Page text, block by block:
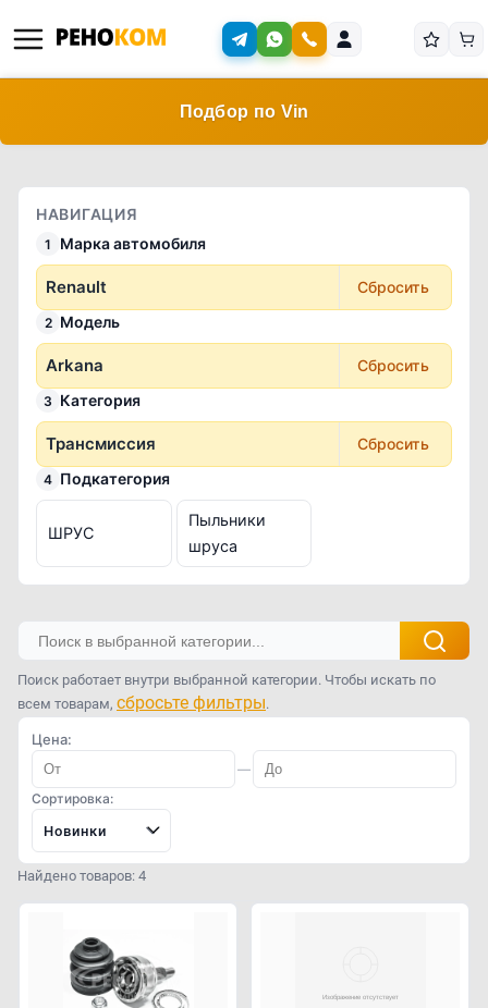
Подбор по Vin
НАВИГАЦИЯ
1 Марка автомобиля
Renault Сбросить
2 Модель
Arkana Сбросить
3 Категория
Трансмиссия Сбросить
4 Подкатегория
ШРУС
Пыльники
шруса
Поиск работает внутри выбранной категории. Чтобы искать по
всем товарам, сбросьте фильтры.
Цена:
—
Сортировка:
Новинки
Найдено товаров: 4